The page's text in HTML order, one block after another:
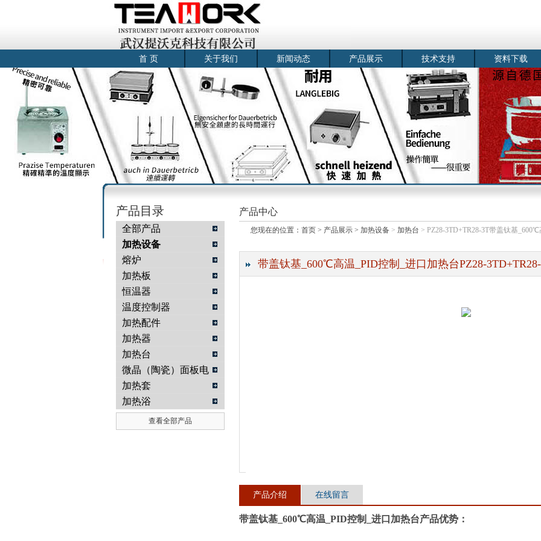
武汉提沃克科技有限公司
首 页 关于我们 新闻动态 产品展示 技术支持 资料下载
产品目录
全部产品
加热设备
熔炉
加热板
恒温器
温度控制器
加热配件
加热器
加热台
微晶（陶瓷）面板电
热板
加热套
加热浴
查看全部产品
产品中心
您现在的位置： 首页 > 产品展示 > 加热设备 > 加热台 > PZ28-3TD+TR28-3T带盖钛基
带盖钛基_600℃高温_PID控制_进口加热台PZ28-
产品介绍 在线留言
带盖钛基_600℃高温_PID控制_进口加热台产品优势：